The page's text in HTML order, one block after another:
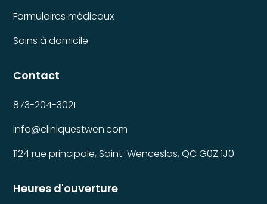
Formulaires médicaux
Soins à domicile
Contact
873-204-3021
info@cliniquestwen.com
1124 rue principale, Saint-Wenceslas, QC G0Z 1J0
Heures d'ouverture